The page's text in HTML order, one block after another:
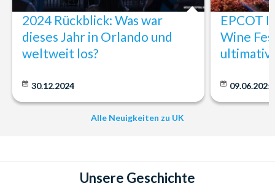
2024 Rückblick: Was war
dieses Jahr in Orlando und
weltweit los?
30.12.2024
EPCOT
Wine
09.06.2025
Alle Neuigkeiten zu UK
Unsere Geschichte